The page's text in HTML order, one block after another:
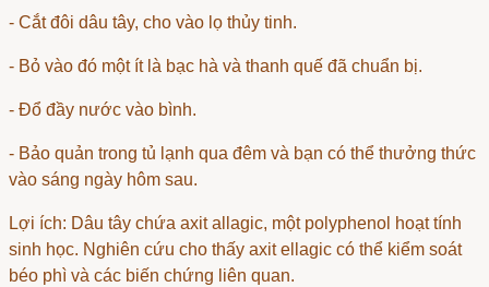
- Cắt đôi dâu tây, cho vào lọ thủy tinh.
- Bỏ vào đó một ít là bạc hà và thanh quế đã chuẩn bị.
- Đổ đầy nước vào bình.
- Bảo quản trong tủ lạnh qua đêm và bạn có thể thưởng thức
vào sáng ngày hôm sau.
Lợi ích: Dâu tây chứa axit allagic, một polyphenol hoạt tính
sinh học. Nghiên cứu cho thấy axit ellagic có thể kiểm soát
béo phì và các biến chứng liên quan.